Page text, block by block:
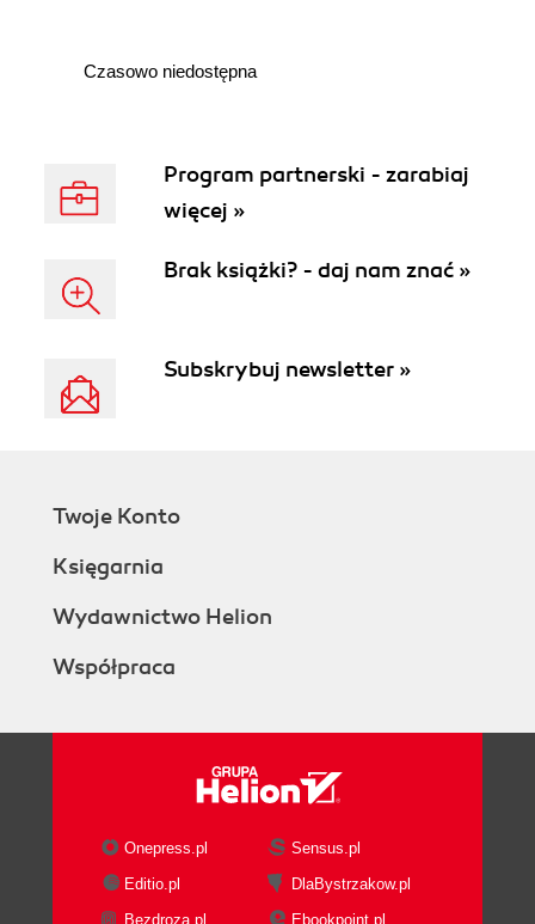
Czasowo niedostępna
Program partnerski - zarabiaj
więcej »
Brak książki? - daj nam znać »
Subskrybuj newsletter »
Twoje Konto
Księgarnia
Wydawnictwo Helion
Współpraca
Onepress.pl
Sensus.pl
Editio.pl
DlaBystrzakow.pl
Bezdroza.pl
Ebookpoint.pl